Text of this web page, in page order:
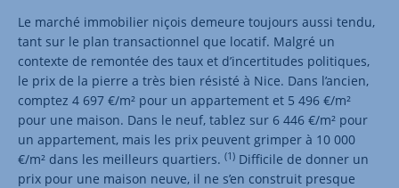
Le marché immobilier niçois demeure toujours aussi tendu,
tant sur le plan transactionnel que locatif. Malgré un
contexte de remontée des taux et d’incertitudes politiques,
le prix de la pierre a très bien résisté à Nice. Dans l’ancien,
comptez 4 697 €/m² pour un appartement et 5 496 €/m²
pour une maison. Dans le neuf, tablez sur 6 446 €/m² pour
un appartement, mais les prix peuvent grimper à 10 000
€/m² dans les meilleurs quartiers. (1) Difficile de donner un
prix pour une maison neuve, il ne s’en construit presque